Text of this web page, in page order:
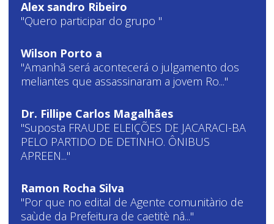
Alex sandro Ribeiro
"Quero participar do grupo "
Wilson Porto a
"Amanhã será acontecerá o julgamento dos
meliantes que assassinaram a jovem Ro..."
Dr. Fillipe Carlos Magalhães
"Suposta FRAUDE ELEIÇÕES DE JACARACI-BA
PELO PARTIDO DE DETINHO. ÔNIBUS
APREEN..."
Ramon Rocha Silva
"Por que no edital de Agente comunitàrio de
saùde da Prefeitura de caetitè nâ..."